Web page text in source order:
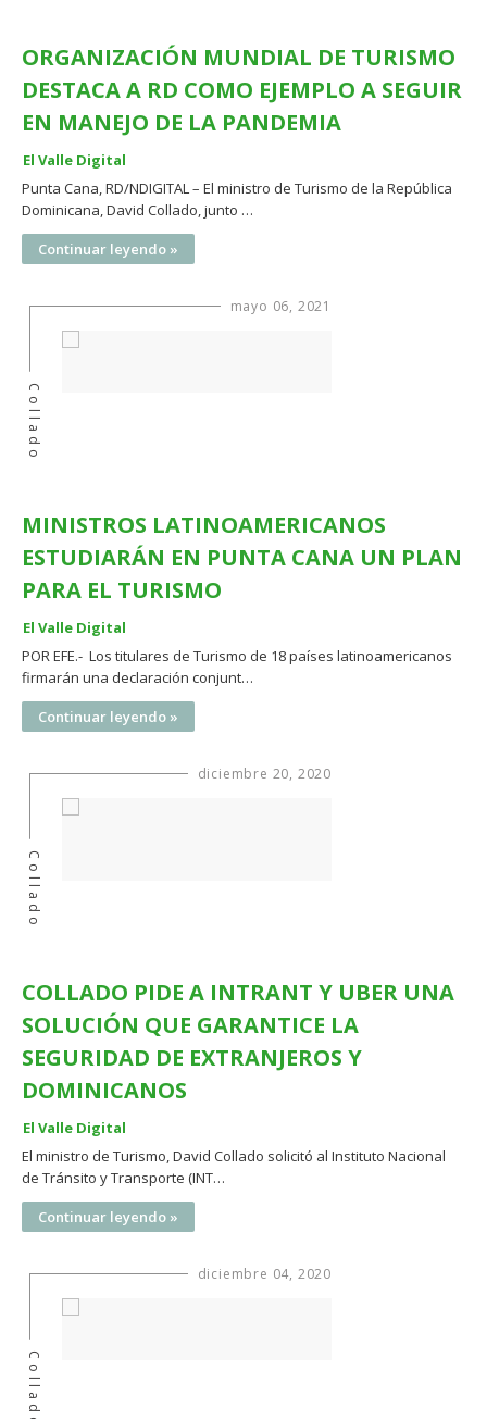
ORGANIZACIÓN MUNDIAL DE TURISMO
DESTACA A RD COMO EJEMPLO A SEGUIR
EN MANEJO DE LA PANDEMIA
El Valle Digital
Punta Cana, RD/NDIGITAL – El ministro de Turismo de la República
Dominicana, David Collado, junto …
Continuar leyendo »
mayo 06, 2021
Collado
MINISTROS LATINOAMERICANOS
ESTUDIARÁN EN PUNTA CANA UN PLAN
PARA EL TURISMO
El Valle Digital
POR EFE.- Los titulares de Turismo de 18 países latinoamericanos
firmarán una declaración conjunt…
Continuar leyendo »
diciembre 20, 2020
Collado
COLLADO PIDE A INTRANT Y UBER UNA
SOLUCIÓN QUE GARANTICE LA
SEGURIDAD DE EXTRANJEROS Y
DOMINICANOS
El Valle Digital
El ministro de Turismo, David Collado solicitó al Instituto Nacional
de Tránsito y Transporte (INT…
Continuar leyendo »
diciembre 04, 2020
Collado